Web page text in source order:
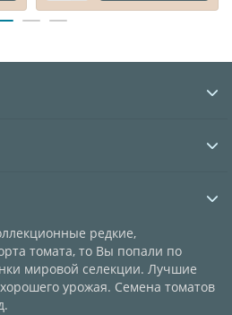
редкие,
томата, то Вы попали по
мировой селекции. Лучшие
урожая. Семена томатов